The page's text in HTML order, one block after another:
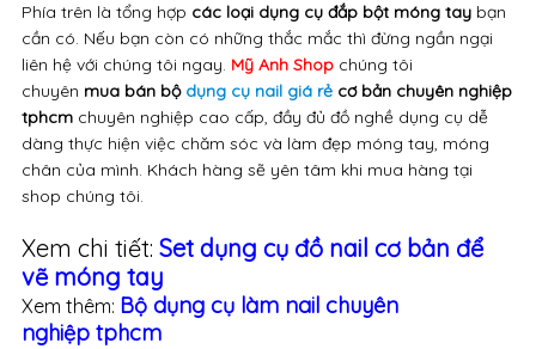
Phía trên là tổng hợp các loại dụng cụ đắp bột móng tay bạn
cần có. Nếu bạn còn có những thắc mắc thì đừng ngần ngại
liên hệ với chúng tôi ngay. Mỹ Anh Shopchúng tôi
chuyên mua bán bộ dụng cụ nail giá rẻcơ bản chuyên nghiệp
tphcmchuyên nghiệp cao cấp, đầy đủ đồ nghề dụng cụ dễ
dàng thực hiện việc chăm sóc và làm đẹp móng tay, móng
chân của mình. Khách hàng sẽ yên tâm khi mua hàng tại
shop chúng tôi.
Xem chi tiết: Set dụng cụ đồ nail cơ bản để
vẽ móng tay
Xem thêm: Bộ dụng cụ làm nail chuyên
nghiệptphcm